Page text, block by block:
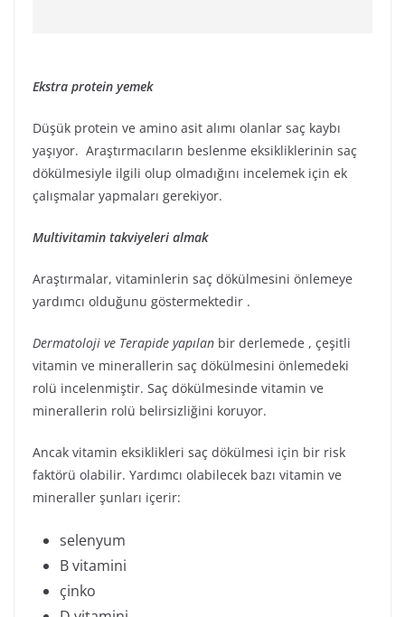
Ekstra protein yemek
Düşük protein ve amino asit alımı olanlar saç kaybı
yaşıyor. Araştırmacıların beslenme eksikliklerinin saç
dökülmesiyle ilgili olup olmadığını incelemek için ek
çalışmalar yapmaları gerekiyor.
Multivitamin takviyeleri almak
Araştırmalar, vitaminlerin saç dökülmesini önlemeye
yardımcı olduğunu göstermektedir .
Dermatoloji ve Terapide yapılan bir derlemede , çeşitli
vitamin ve minerallerin saç dökülmesini önlemedeki
rolü incelenmiştir. Saç dökülmesinde vitamin ve
minerallerin rolü belirsizliğini koruyor.
Ancak vitamin eksiklikleri saç dökülmesi için bir risk
faktörü olabilir. Yardımcı olabilecek bazı vitamin ve
mineraller şunları içerir:
selenyum
B vitamini
çinko